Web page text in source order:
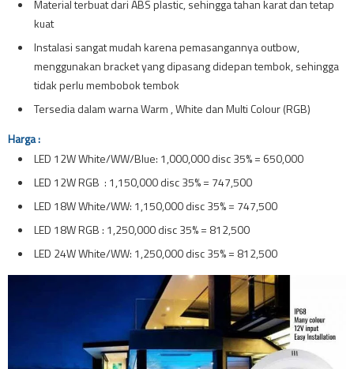
Material terbuat dari ABS plastic, sehingga tahan karat dan tetap
kuat
Instalasi sangat mudah karena pemasangannya outbow,
menggunakan bracket yang dipasang didepan tembok, sehingga
tidak perlu membobok tembok
Tersedia dalam warna Warm , White dan Multi Colour (RGB)
Harga :
LED 12W White/WW/Blue: 1,000,000 disc 35% = 650,000
LED 12W RGB : 1,150,000 disc 35% = 747,500
LED 18W White/WW: 1,150,000 disc 35% = 747,500
LED 18W RGB : 1,250,000 disc 35% = 812,500
LED 24W White/WW: 1,250,000 disc 35% = 812,500